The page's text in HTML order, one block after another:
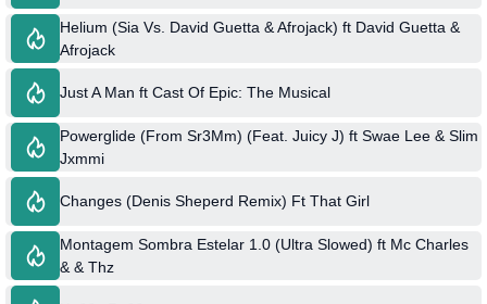
Helium (Sia Vs. David Guetta & Afrojack) ft David Guetta &
Afrojack
Just A Man ft Cast Of Epic: The Musical
Powerglide (From Sr3Mm) (Feat. Juicy J) ft Swae Lee & Slim
Jxmmi
Changes (Denis Sheperd Remix) Ft That Girl
Montagem Sombra Estelar 1.0 (Ultra Slowed) ft Mc Charles
& & Thz